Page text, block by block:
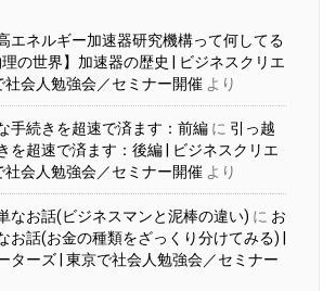
エネルギー加速器研究機構って何してる
理の世界】加速器の歴史 | ビジネスクリエ
社会人勉強会／セミナー開催 より
手続きを超速で済ます：前編 に 引っ越
を超速で済ます：後編 | ビジネスクリエ
社会人勉強会／セミナー開催 より
なお話(ビジネスマンと泥棒の違い) に お
お話(お金の種類をざっくり分けてみる) |
ターズ | 東京で社会人勉強会／セミナー